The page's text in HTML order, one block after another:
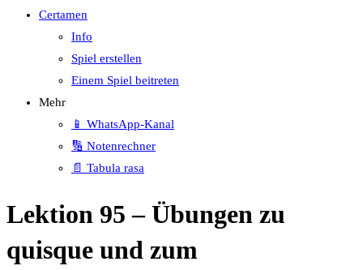
Certamen
Info
Spiel erstellen
Einem Spiel beitreten
Mehr
📱 WhatsApp-Kanal
🔢 Notenrechner
📄 Tabula rasa
Lektion 95 – Übungen zu
quisque und zum